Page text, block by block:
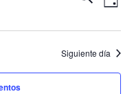
y
de
DÍA
Siguiente día